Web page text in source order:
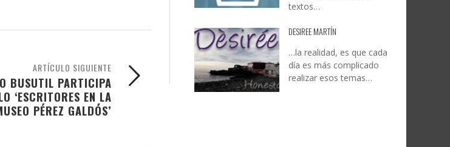
ARTÍCULO SIGUIENTE
BUSUTIL PARTICIPA
‘ESCRITORES EN LA
PÉREZ GALDÓS’
textos…
DESIREE MARTÍN
…la realidad, es que cada
día es más complicado
realizar esos temas…